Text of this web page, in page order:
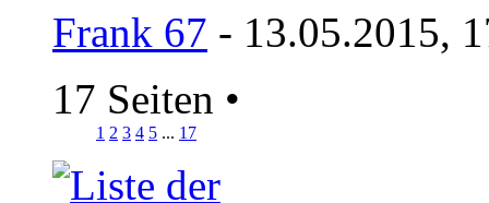
Frank 67 - 13.05.2015,
17 Seiten •
1 2 3 4 5 ... 17